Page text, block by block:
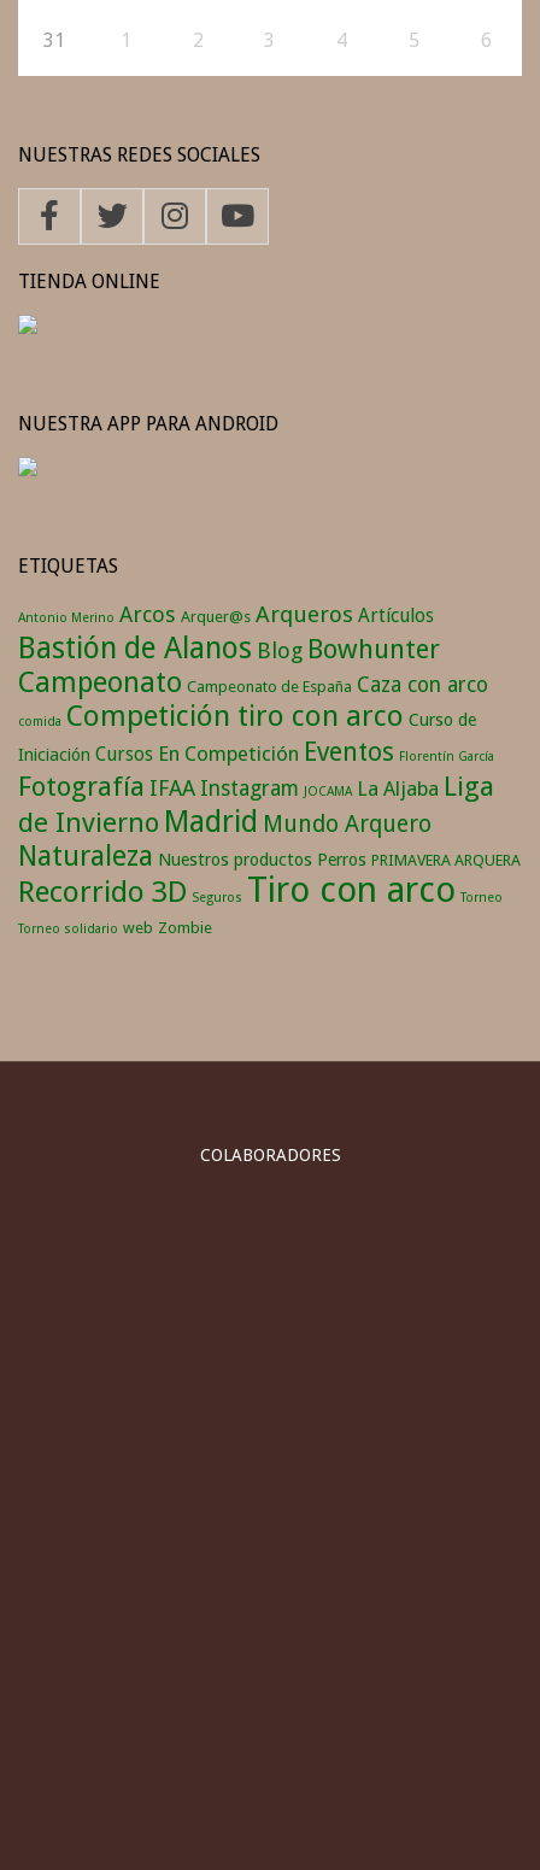
31 1 2 3 4 5 6
NUESTRAS REDES SOCIALES
TIENDA ONLINE
NUESTRA APP PARA ANDROID
ETIQUETAS
Antonio Merino Arcos Arquer@s Arqueros Artículos
Bastión de Alanos Blog Bowhunter
Campeonato Campeonato de España Caza con arco
comida Competición tiro con arco Curso de
Iniciación Cursos En Competición Eventos Florentín García
Fotografía IFAA Instagram JOCAMA La Aljaba Liga
de Invierno Madrid Mundo Arquero
Naturaleza Nuestros productos Perros PRIMAVERA ARQUERA
Recorrido 3D Seguros Tiro con arco Torneo
Torneo solidario web Zombie
COLABORADORES